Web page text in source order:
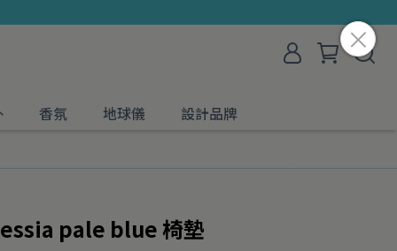
香氛 地球儀 設計品牌
pale blue 椅墊